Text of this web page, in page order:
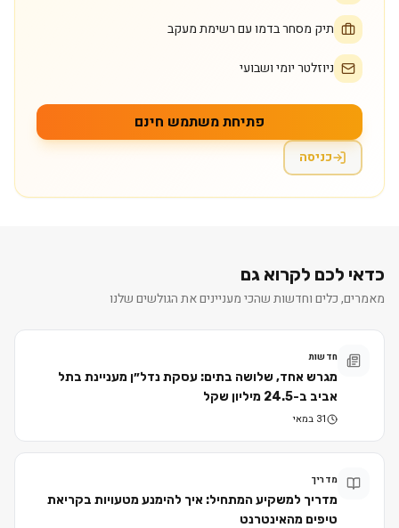
תיק מסחר בדמו עם רשימת מעקב
ניוזלטר יומי ושבועי
פתיחת משתמש חינם
כניסה
כדאי לכם לקרוא גם
מאמרים, כלים וחדשות שהכי מעניינים את הגולשים שלנו
חדשות
מגרש אחד, שלושה בתים: עסקת נדל״ן מעניינת בתל
אביב ב-24.5 מיליון שקל
31 במאי
מדריך
מדריך למשקיע המתחיל: איך להימנע מטעויות בקריאת
טיפים מהאינטרנט